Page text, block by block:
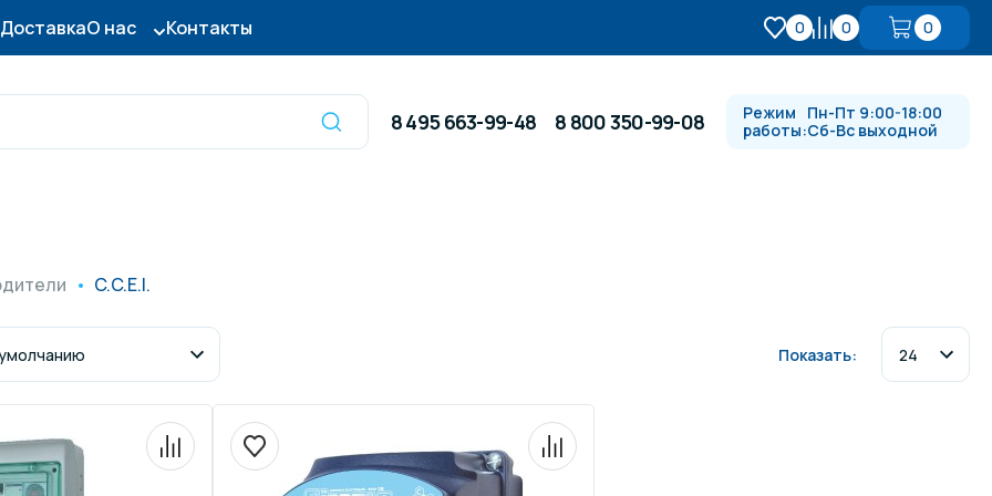
ДоставкаО нас Контакты 0 0 0
Водопады, водяные пушки и
покрытия Химия для бассейнов
8 495 663-99-48 8 800 350-99-08
Режим
работы:
Пн-Пт 9:00-18:00
Сб-Вс выходной
C.C.E.I.
Показать: